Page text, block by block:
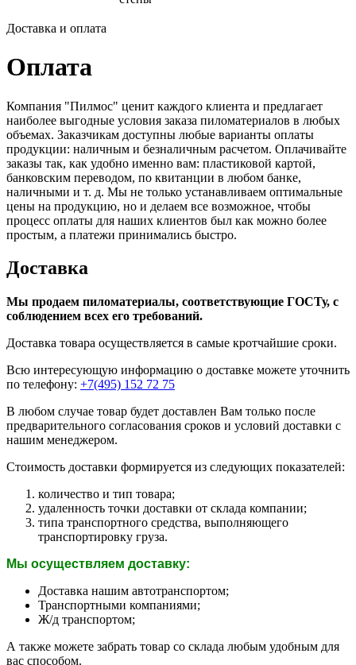
Доставка и оплата
Оплата
Компания "Пилмос" ценит каждого клиента и предлагает
наиболее выгодные условия заказа пиломатериалов в любых
объемах. Заказчикам доступны любые варианты оплаты
продукции: наличным и безналичным расчетом. Оплачивайте
заказы так, как удобно именно вам: пластиковой картой,
банковским переводом, по квитанции в любом банке,
наличными и т. д. Мы не только устанавливаем оптимальные
цены на продукцию, но и делаем все возможное, чтобы
процесс оплаты для наших клиентов был как можно более
простым, а платежи принимались быстро.
Доставка
Мы продаем пиломатериалы, соответствующие ГОСТу, с
соблюдением всех его требований.
Доставка товара осуществляется в самые кротчайшие сроки.
Всю интересующую информацию о доставке можете уточнить
по телефону: +7(495) 152 72 75
В любом случае товар будет доставлен Вам только после
предварительного согласования сроков и условий доставки с
нашим менеджером.
Стоимость доставки формируется из следующих показателей:
количество и тип товара;
удаленность точки доставки от склада компании;
типа транспортного средства, выполняющего
транспортировку груза.
Мы осуществляем доставку:
Доставка нашим автотранспортом;
Транспортными компаниями;
Ж/д транспортом;
А также можете забрать товар со склада любым удобным для
вас способом.